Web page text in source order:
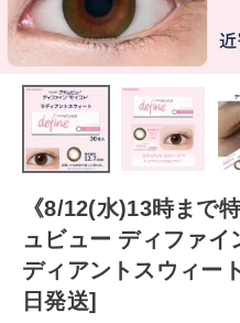
《8/12(水)13時まで
ュビュー ディファイ
ディアントスウィー
日発送]